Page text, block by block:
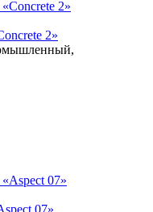
2»
07»